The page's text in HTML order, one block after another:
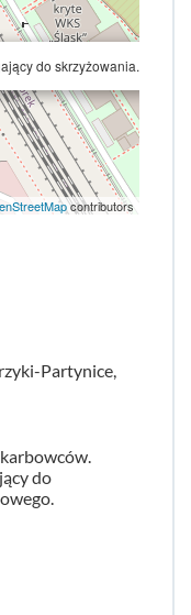
do skrzyżowania.
contributors
Partynice,
do